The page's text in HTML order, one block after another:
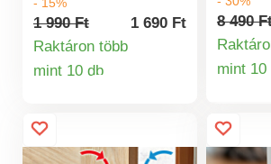
pillanatok alatt
kijavíthatók -
láthatatlanul.
- 15%
1 990 Ft
1 690 Ft
Raktáron több
mint 10 dbTermékinformációk
elvégzi
slaghoz
8 490
mint 10